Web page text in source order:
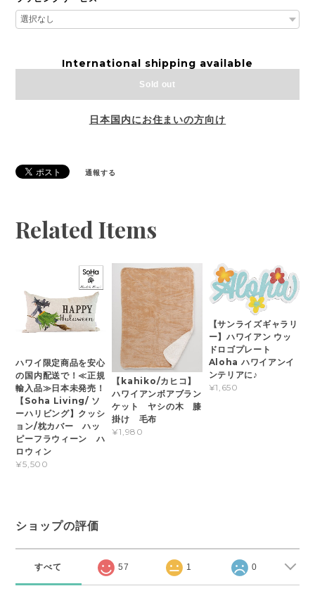
International shipping available
Sold out
日本国内にお住まいの方向け
通報する
Related Items
ハワイ限定商品を安心
の国内配送で！≪正規
輸入品≫日本未発売！
【Soha Living/ ソ
ーハリビング】クッシ
ョン/枕カバー ハッ
ピーフラウィーン ハ
ロウィン
¥5,500
【kahiko/カヒコ】
ハワイアンボアブラン
ケット ヤシの木 膝
掛け 毛布
¥1,980
【サンライズギャラリ
ー】ハワイアン ウッ
ドロゴプレート
Aloha ハワイアンイ
ンテリアに♪
¥1,650
ショップの評価
すべて 57 1 0